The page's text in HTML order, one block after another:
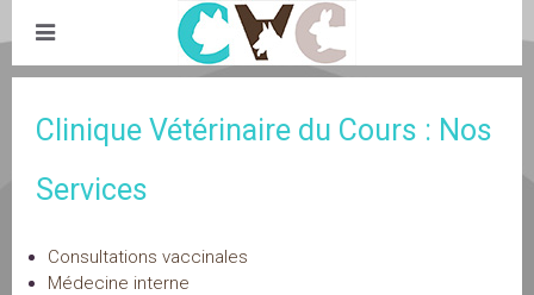
Clinique Vétérinaire du Cours : Nos
Services
Consultations vaccinales
Médecine interne